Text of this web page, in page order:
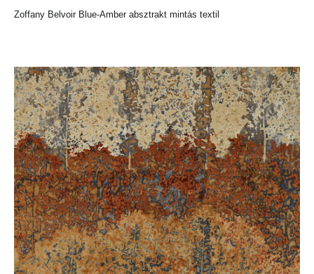
Zoffany Belvoir Blue-Amber absztrakt mintás textil